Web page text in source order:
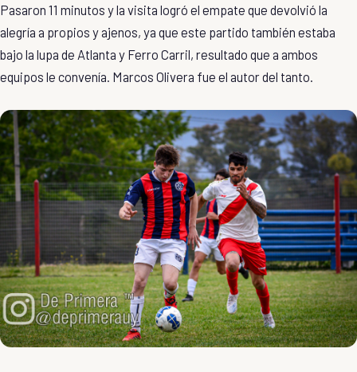
Pasaron 11 minutos y la visita logró el empate que devolvió la
alegría a propios y ajenos, ya que este partido también estaba
bajo la lupa de Atlanta y Ferro Carril, resultado que a ambos
equipos le convenía. Marcos Olivera fue el autor del tanto.